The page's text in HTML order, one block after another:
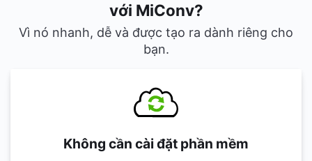
với MiConv?
Vì nó nhanh, dễ và được tạo ra dành riêng cho
bạn.
Không cần cài đặt phần mềm